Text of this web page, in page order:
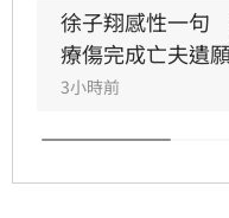
業，也開始了較頻
身世，對於徐子翔的
徐子翔感性一句
療傷完成亡夫遺
3小時前